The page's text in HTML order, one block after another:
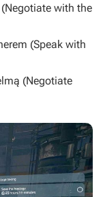
with the
(Speak with
(Negotiate